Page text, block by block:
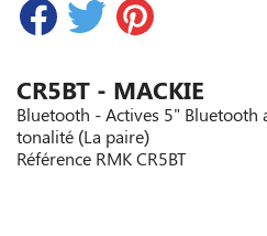
CR5BT - MACKIE
Bluetooth - Actives 5" Bluetooth
tonalité (La paire)
Référence RMK CR5BT